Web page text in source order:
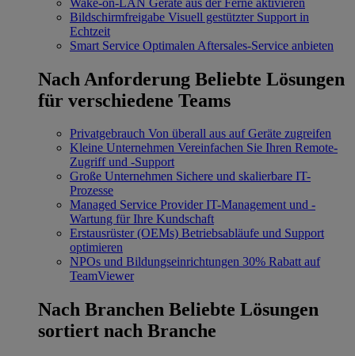
Bildschirmfreigabe Visuell gestützter Support in
Echtzeit
Smart Service Optimalen Aftersales-Service anbieten
Nach Anforderung Beliebte Lösungen
für verschiedene Teams
Privatgebrauch Von überall aus auf Geräte zugreifen
Kleine Unternehmen Vereinfachen Sie Ihren Remote-
Zugriff und -Support
Große Unternehmen Sichere und skalierbare IT-
Prozesse
Managed Service Provider IT-Management und -
Wartung für Ihre Kundschaft
Erstausrüster (OEMs) Betriebsabläufe und Support
optimieren
NPOs und Bildungseinrichtungen 30% Rabatt auf
TeamViewer
Nach Branchen Beliebte Lösungen
sortiert nach Branche